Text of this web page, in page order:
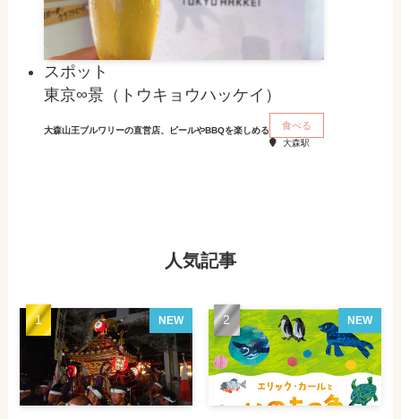
スポット
東京∞景（トウキョウハッケイ）
大森山王ブルワリーの直営店、ビールやBBQを楽しめる 食べる
大森駅
人気記事
NEW NEW